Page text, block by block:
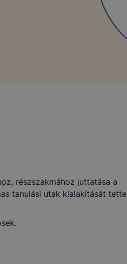
részszakmához juttatása a
tanulási utak kialakítását tette